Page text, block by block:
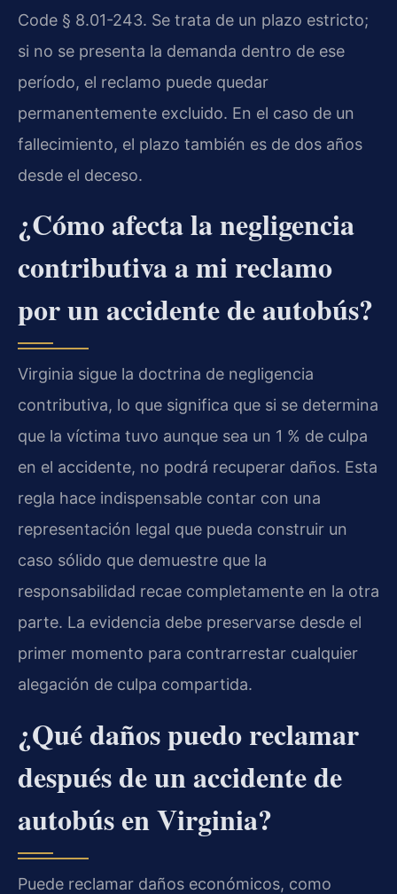
Code § 8.01-243. Se trata de un plazo estricto;
si no se presenta la demanda dentro de ese
período, el reclamo puede quedar
permanentemente excluido. En el caso de un
fallecimiento, el plazo también es de dos años
desde el deceso.
¿Cómo afecta la negligencia
contributiva a mi reclamo
por un accidente de autobús?
Virginia sigue la doctrina de negligencia
contributiva, lo que significa que si se determina
que la víctima tuvo aunque sea un 1 % de culpa
en el accidente, no podrá recuperar daños. Esta
regla hace indispensable contar con una
representación legal que pueda construir un
caso sólido que demuestre que la
responsabilidad recae completamente en la otra
parte. La evidencia debe preservarse desde el
primer momento para contrarrestar cualquier
alegación de culpa compartida.
¿Qué daños puedo reclamar
después de un accidente de
autobús en Virginia?
Puede reclamar daños económicos, como